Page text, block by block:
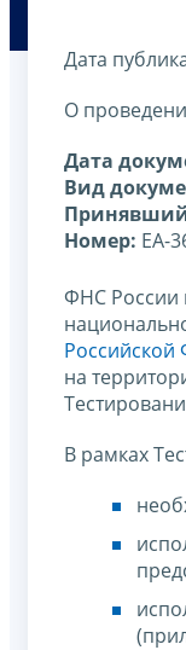
Дата
О
Дата
Вид
Номер: ЕА-
ФНС России
Российской
на
В рамках